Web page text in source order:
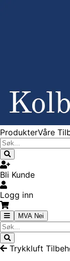
ProdukterVåre
Bli Kunde
Logg inn
MVA Nei
Trykkluft